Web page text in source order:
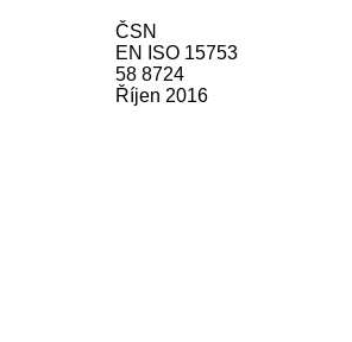
ČSN
EN ISO 15753
58 8724
Říjen 2016